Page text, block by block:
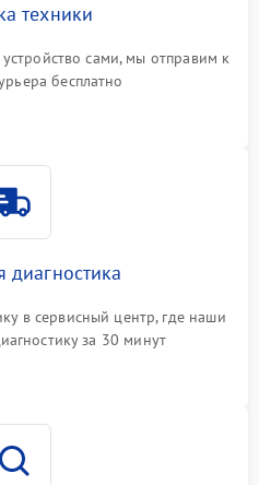
техники
сами, мы отправим к
бесплатно
диагностика
в сервисный центр, где наши
за 30 минут